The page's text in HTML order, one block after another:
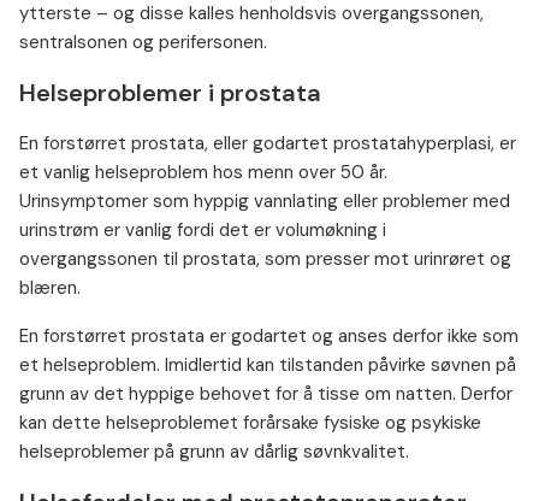
ytterste – og disse kalles henholdsvis overgangssonen,
sentralsonen og perifersonen.
Helseproblemer i prostata
En forstørret prostata, eller godartet prostatahyperplasi, er
et vanlig helseproblem hos menn over 50 år.
Urinsymptomer som hyppig vannlating eller problemer med
urinstrøm er vanlig fordi det er volumøkning i
overgangssonen til prostata, som presser mot urinrøret og
blæren.
En forstørret prostata er godartet og anses derfor ikke som
et helseproblem. Imidlertid kan tilstanden påvirke søvnen på
grunn av det hyppige behovet for å tisse om natten. Derfor
kan dette helseproblemet forårsake fysiske og psykiske
helseproblemer på grunn av dårlig søvnkvalitet.